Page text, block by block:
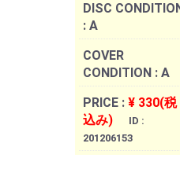
DISC
: A
COVER
CONDITION : A
PRICE : ¥ 330(税
込み)
ID :
201206153